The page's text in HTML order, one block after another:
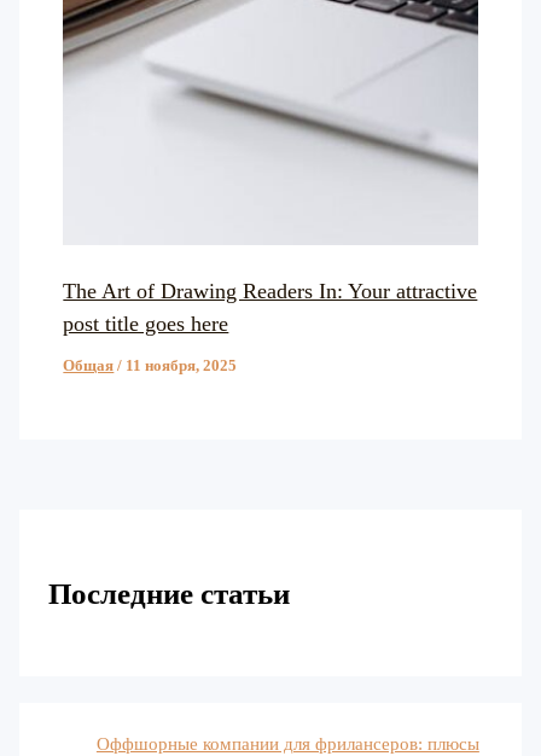
The Art of Drawing Readers In: Your attractive
post title goes here
Общая / 11 ноября, 2025
Последние статьи
Оффшорные компании для фрилансеров: плюсы